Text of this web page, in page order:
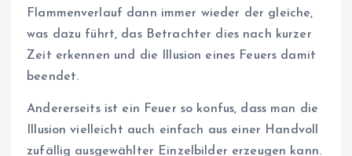
Flammenverlauf dann immer wieder der gleiche,
was dazu führt, das Betrachter dies nach kurzer
Zeit erkennen und die Illusion eines Feuers damit
beendet.
Andererseits ist ein Feuer so konfus, dass man die
Illusion vielleicht auch einfach aus einer Handvoll
zufällig ausgewählter Einzelbilder erzeugen kann.